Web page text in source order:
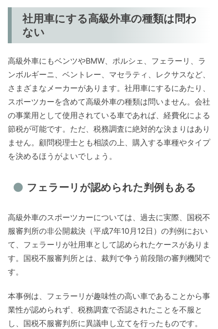
社用車にする高級外車の種類は問わ
ない
高級外車にもベンツやBMW、ポルシェ、フェラーリ、ラ
ンボルギーニ、ベントレー、マセラティ、レクサスなど、
さまざまなメーカーがあります。社用車にするにあたり、
スポーツカーを含めて高級外車の種類は問いません。会社
の事業用として使用されている車であれば、経費化による
節税が可能です。ただ、税務調査に絶対的な決まりはあり
ません。顧問税理士とも相談の上、購入する車種やタイプ
を決めるほうがよいでしょう。
フェラーリが認められた判例もある
高級外車のスポーツカーについては、過去に実際、国税不
服審判所の非公開裁決（平成7年10月12日）の判例におい
て、フェラーリが社用車として認められたケースがありま
す。国税不服審判所とは、裁判で争う前段階の審判機関で
す。
本事例は、フェラーリが趣味性の高い車であることから事
業性が認められず、税務調査で否認されたことを不服と
し、国税不服審判所に異議申し立てを行ったものです。